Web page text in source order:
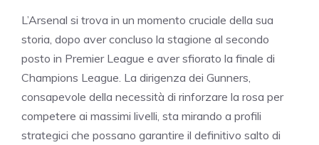
L’Arsenal si trova in un momento cruciale della sua
storia, dopo aver concluso la stagione al secondo
posto in Premier League e aver sfiorato la finale di
Champions League. La dirigenza dei Gunners,
consapevole della necessità di rinforzare la rosa per
competere ai massimi livelli, sta mirando a profili
strategici che possano garantire il definitivo salto di